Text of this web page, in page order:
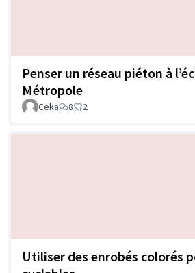
Penser un réseau piéton à
Métropole
Ceka 8 2
Utiliser des enrobés colorés